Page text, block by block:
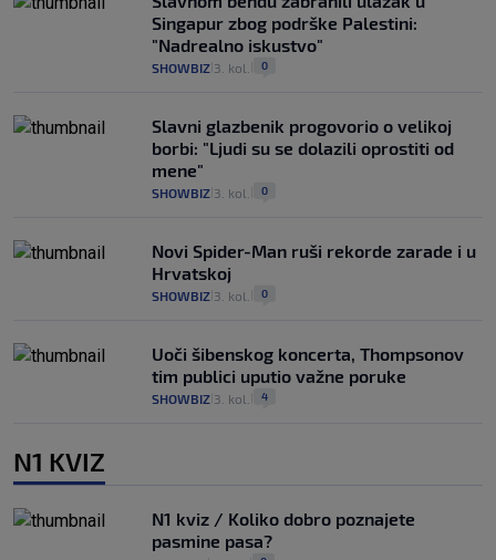
Singapur zbog podrške Palestini:
"Nadrealno iskustvo"
SHOWBIZ 3. kol. 0
Slavni glazbenik progovorio o velikoj
borbi: "Ljudi su se dolazili oprostiti od
mene"
SHOWBIZ 3. kol. 0
Novi Spider-Man ruši rekorde zarade i u
Hrvatskoj
SHOWBIZ 3. kol. 0
Uoči šibenskog koncerta, Thompsonov
tim publici uputio važne poruke
SHOWBIZ 3. kol. 4
N1 KVIZ
N1 kviz / Koliko dobro poznajete
pasmine pasa?